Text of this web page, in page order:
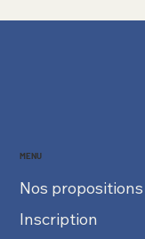
MENU
Nos propositions
Inscription